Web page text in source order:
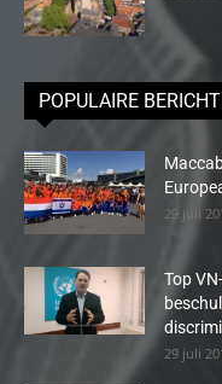
POPULAIRE
29 juli
Top
29 juli